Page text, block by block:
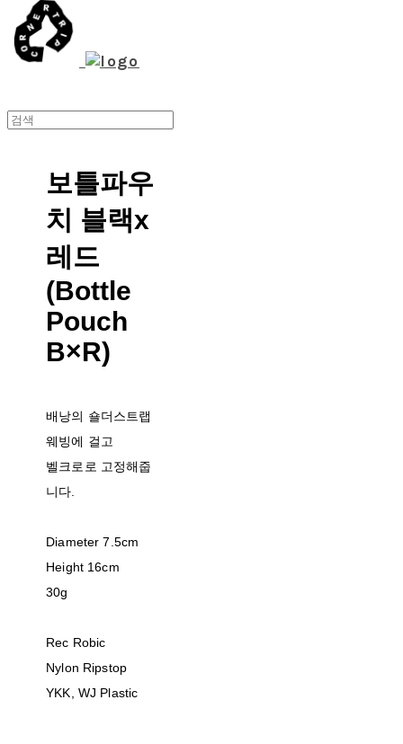
보틀파우
치 블랙x
레드
(Bottle
Pouch
B×R)
배낭의 숄더스트랩
웨빙에 걸고
벨크로로 고정해줍
니다.
Diameter 7.5cm
Height 16cm
30g
Rec Robic
Nylon Ripstop
YKK, WJ Plastic